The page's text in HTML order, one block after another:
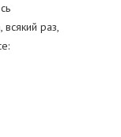
раз,